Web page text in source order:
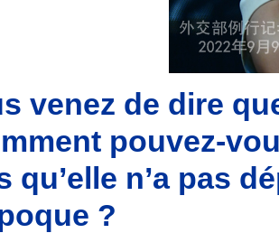
venez de dire
pouvez-
qu’elle n’a pas
?